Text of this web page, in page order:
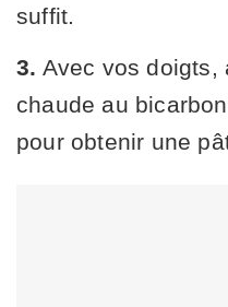
suffit.
3. Avec vos doigts,
chaude au
pour obtenir une